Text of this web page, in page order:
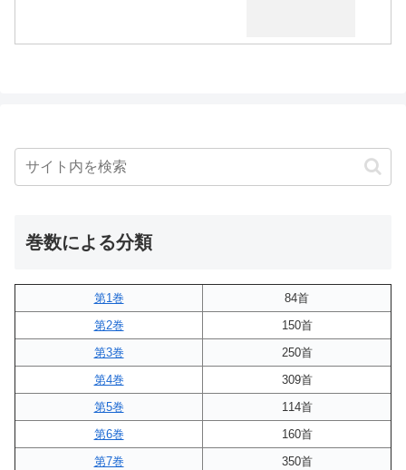
巻数による分類
第1巻
84首
第2巻
150首
第3巻
250首
第4巻
309首
第5巻
114首
第6巻
160首
第7巻
350首